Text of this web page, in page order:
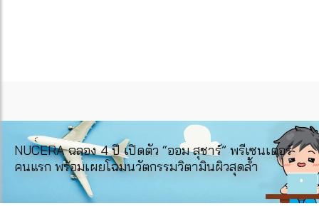
NUCERA ฉลอง 4 ปี เปิดตัว “ออม สุชาร์” พรีเซนเตอร์
คนแรก พร้อมเผยโฉมนวัตกรรมวิตามินผิวสุดล้ำ